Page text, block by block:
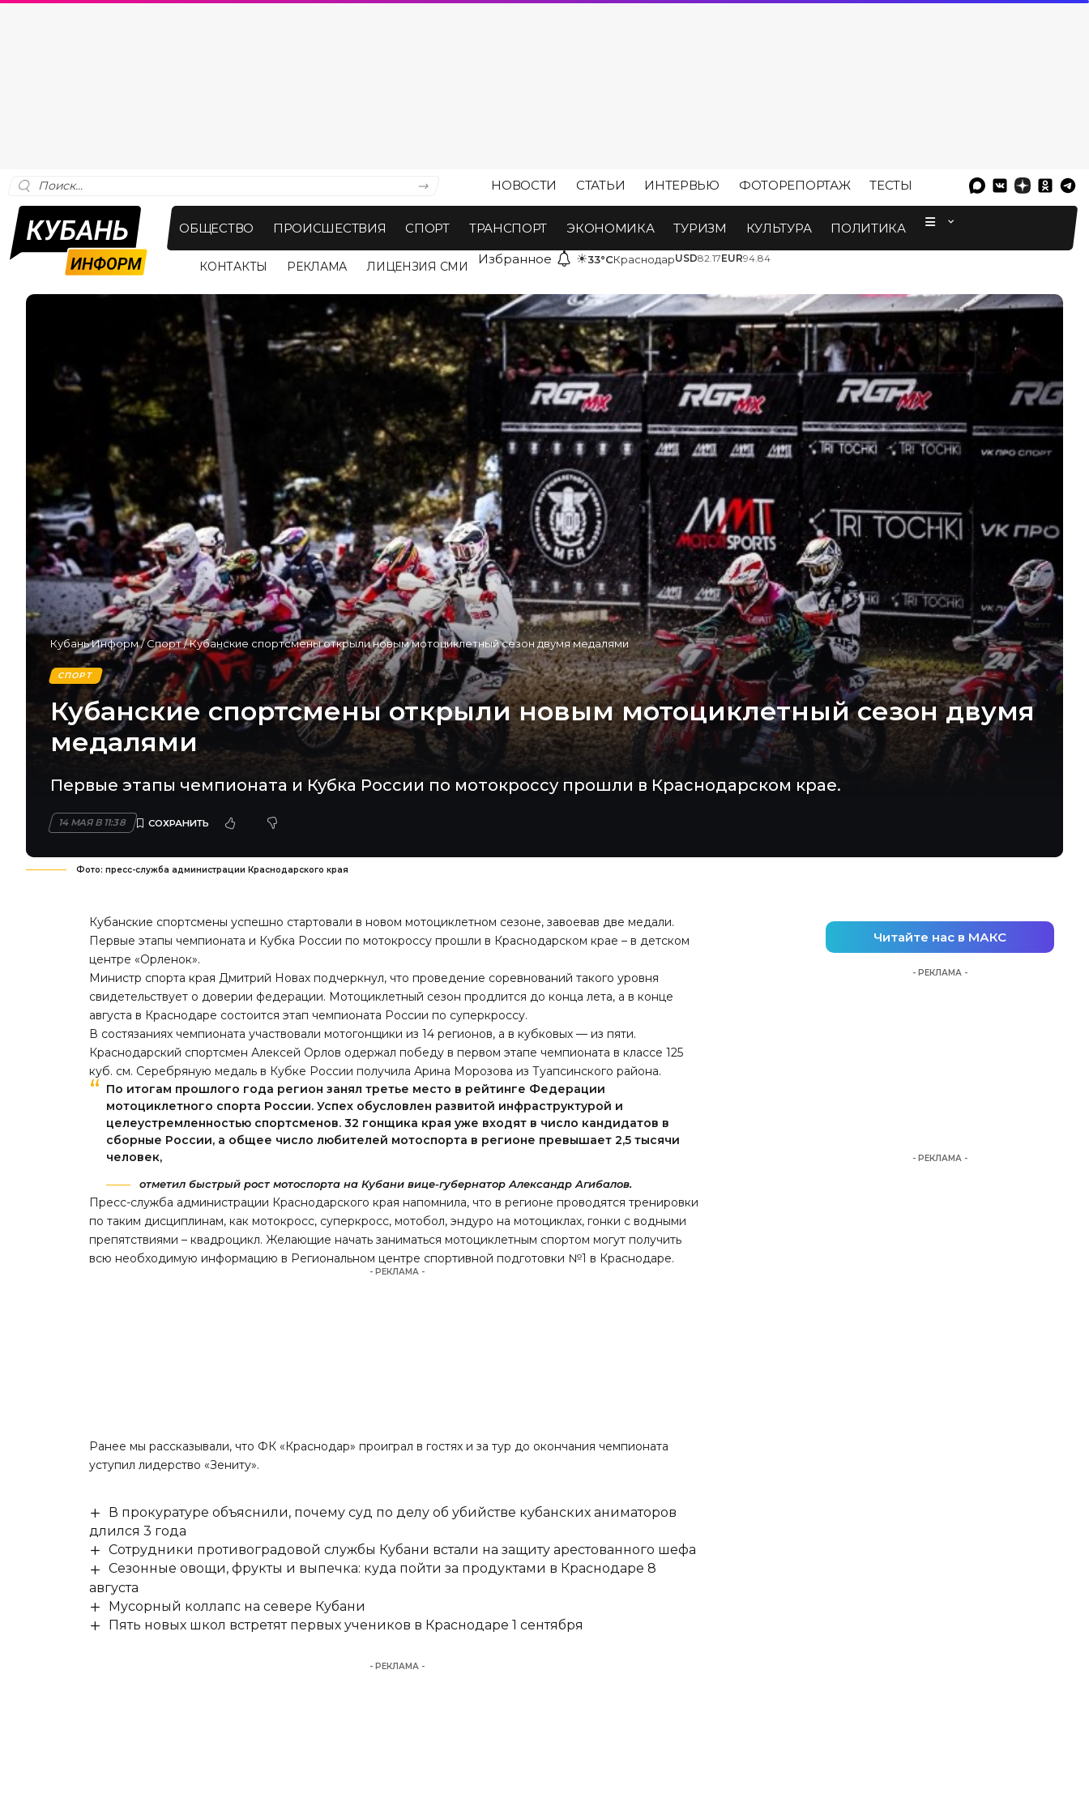
НОВОСТИ СТАТЬИ ИНТЕРВЬЮ ФОТОРЕПОРТАЖ ТЕСТЫ
ОБЩЕСТВО ПРОИСШЕСТВИЯ СПОРТ ТРАНСПОРТ ЭКОНОМИКА ТУРИЗМ КУЛЬТУРА ПОЛИТИКА
КОНТАКТЫ РЕКЛАМА ЛИЦЕНЗИЯ СМИ Избранное ☀33°CКраснодарUSD82.17EUR94.84
Кубань Информ/Спорт/Кубанские спортсмены открыли новым мотоциклетный сезон двумя медалями
СПОРТ
Кубанские спортсмены открыли новым мотоциклетный сезон двумя
медалями
Первые этапы чемпионата и Кубка России по мотокроссу прошли в Краснодарском крае.
14 МАЯ В 11:38
Фото: пресс-служба администрации Краснодарского края
Кубанские спортсмены успешно стартовали в новом мотоциклетном сезоне, завоевав две медали.
Первые этапы чемпионата и Кубка России по мотокроссу прошли в Краснодарском крае – в детском
центре «Орленок».
Министр спорта края Дмитрий Новах подчеркнул, что проведение соревнований такого уровня
свидетельствует о доверии федерации. Мотоциклетный сезон продлится до конца лета, а в конце
августа в Краснодаре состоится этап чемпионата России по суперкроссу.
В состязаниях чемпионата участвовали мотогонщики из 14 регионов, а в кубковых — из пяти.
Краснодарский спортсмен Алексей Орлов одержал победу в первом этапе чемпионата в классе 125
куб. см. Серебряную медаль в Кубке России получила Арина Морозова из Туапсинского района.
По итогам прошлого года регион занял третье место в рейтинге Федерации
мотоциклетного спорта России. Успех обусловлен развитой инфраструктурой и
целеустремленностью спортсменов. 32 гонщика края уже входят в число кандидатов в
сборные России, а общее число любителей мотоспорта в регионе превышает 2,5 тысячи
человек,
отметил быстрый рост мотоспорта на Кубани вице-губернатор Александр Агибалов.
Пресс-служба администрации Краснодарского края напомнила, что в регионе проводятся тренировки
по таким дисциплинам, как мотокросс, суперкросс, мотобол, эндуро на мотоциклах, гонки с водными
препятствиями – квадроцикл. Желающие начать заниматься мотоциклетным спортом могут получить
всю необходимую информацию в Региональном центре спортивной подготовки №1 в Краснодаре.
- РЕКЛАМА -
Ранее мырассказывали, что ФК «Краснодар» проиграл в гостях и за тур до окончания чемпионата
уступил лидерство «Зениту».
В прокуратуре объяснили, почему суд по делу об убийстве кубанских аниматоров
длился 3 года
Сотрудники противоградовой службы Кубани встали на защиту арестованного шефа
Сезонные овощи, фрукты и выпечка: куда пойти за продуктами в Краснодаре 8
августа
Мусорный коллапс на севере Кубани
Пять новых школ встретят первых учеников в Краснодаре 1 сентября
- РЕКЛАМА -
Читайте нас в МАКС
- РЕКЛАМА -
- РЕКЛАМА -